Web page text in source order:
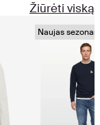
Žiūrėti viską
Naujas sezonas